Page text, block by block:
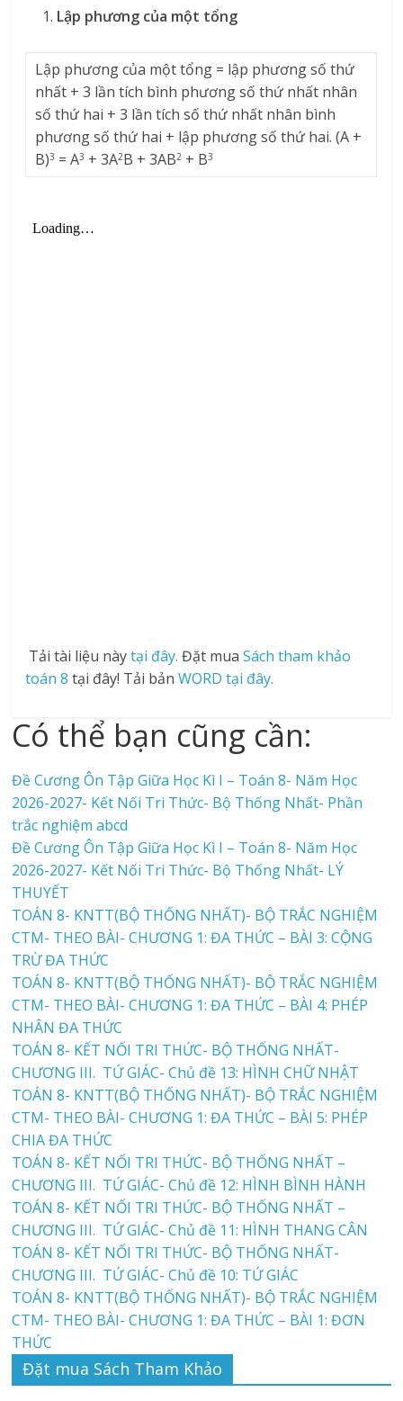
Lập phương của một tổng
Lập phương của một tổng = lập phương số thứ
nhất + 3 lần tích bình phương số thứ nhất nhân
số thứ hai + 3 lần tích số thứ nhất nhân bình
phương số thứ hai + lập phương số thứ hai. (A +
B)3 = A3 + 3A2B + 3AB2 + B3
Tải tài liệu nàytại đây.Đặt muaSách tham khảo
toán 8 tại đây! Tải bảnWORD tại đây.
Có thể bạn cũng cần:
Đề Cương Ôn Tập Giữa Học Kì I – Toán 8- Năm Học
2026-2027- Kết Nối Tri Thức- Bộ Thống Nhất- Phần
trắc nghiệm abcd
Đề Cương Ôn Tập Giữa Học Kì I – Toán 8- Năm Học
2026-2027- Kết Nối Tri Thức- Bộ Thống Nhất- LÝ
THUYẾT
TOÁN 8- KNTT(BỘ THỐNG NHẤT)- BỘ TRẮC NGHIỆM
CTM- THEO BÀI- CHƯƠNG 1: ĐA THỨC – BÀI 3: CỘNG
TRỪ ĐA THỨC
TOÁN 8- KNTT(BỘ THỐNG NHẤT)- BỘ TRẮC NGHIỆM
CTM- THEO BÀI- CHƯƠNG 1: ĐA THỨC – BÀI 4: PHÉP
NHÂN ĐA THỨC
TOÁN 8- KẾT NỐI TRI THỨC- BỘ THỐNG NHẤT-
CHƯƠNG III. TỨ GIÁC- Chủ đề 13: HÌNH CHỮ NHẬT
TOÁN 8- KNTT(BỘ THỐNG NHẤT)- BỘ TRẮC NGHIỆM
CTM- THEO BÀI- CHƯƠNG 1: ĐA THỨC – BÀI 5: PHÉP
CHIA ĐA THỨC
TOÁN 8- KẾT NỐI TRI THỨC- BỘ THỐNG NHẤT –
CHƯƠNG III. TỨ GIÁC- Chủ đề 12: HÌNH BÌNH HÀNH
TOÁN 8- KẾT NỐI TRI THỨC- BỘ THỐNG NHẤT –
CHƯƠNG III. TỨ GIÁC- Chủ đề 11: HÌNH THANG CÂN
TOÁN 8- KẾT NỐI TRI THỨC- BỘ THỐNG NHẤT-
CHƯƠNG III. TỨ GIÁC- Chủ đề 10: TỨ GIÁC
TOÁN 8- KNTT(BỘ THỐNG NHẤT)- BỘ TRẮC NGHIỆM
CTM- THEO BÀI- CHƯƠNG 1: ĐA THỨC – BÀI 1: ĐƠN
THỨC
Đặt mua Sách Tham Khảo